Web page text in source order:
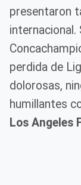
presentaron
internacional.
perdida de
dolorosas,
humillantes
Los Angeles